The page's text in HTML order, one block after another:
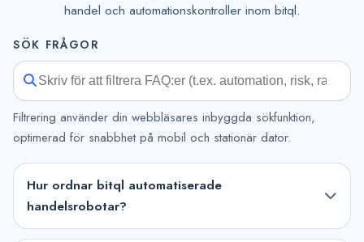
handel och automationskontroller inom bitql.
SÖK FRÅGOR
Filtrering använder din webbläsares inbyggda sökfunktion,
optimerad för snabbhet på mobil och stationär dator.
Hur ordnar bitql automatiserade
handelsrobotar?